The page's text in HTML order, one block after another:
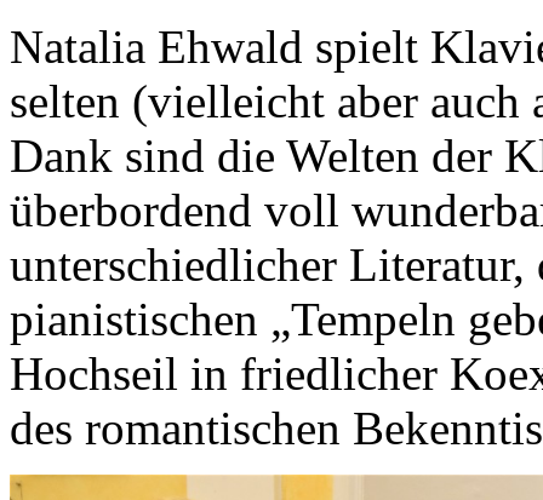
Natalia Ehwald spielt
selten (vielleicht aber
Dank sind die Welten der
überbordend voll
unterschiedlicher Literatur,
pianistischen „Tempeln
Hochseil in friedlicher
des romantischen